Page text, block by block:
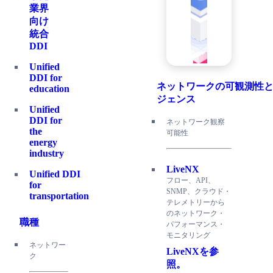
業界
向け
統合
DDI
Unified
DDI for
education
Unified
DDI for
the
energy
industry
Unified DDI
for
transportation
職種
ネットワー
ク
ネットワークの可観測性
ジェンス
ネットワーク観察
可能性
LiveNX
フロー、API、
SNMP、クラウド・
テレメトリーから
のネットワーク・
パフォーマンス・
モニタリング
LiveNXを参
照。